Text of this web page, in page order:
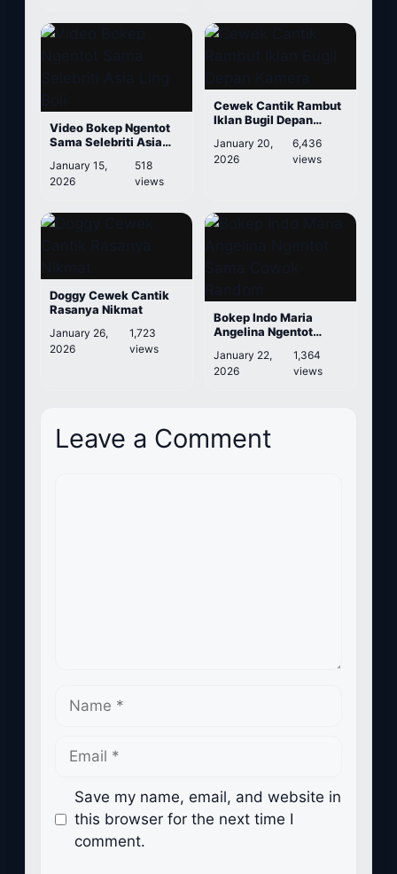
Video Bokep Ngentot
Sama Selebriti Asia
January 15,
2026
518
views
Cewek Cantik Rambut
Iklan Bugil Depan
January 20,
2026
6,436
views
Doggy Cewek Cantik
Rasanya Nikmat
January 26,
2026
1,723
views
Bokep Indo Maria
Angelina Ngentot
January 22,
2026
1,364
views
Leave a Comment
Name
Email
Save my name, email, and website in
this browser for the next time I
comment.